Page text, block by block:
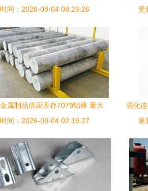
品牌影响
间：2026-08-04 08:26:26 更
属制品供应库存7079铝棒 量大
，质量与价格的双重保障
间：2026-08-04 02:19:27
强化
更